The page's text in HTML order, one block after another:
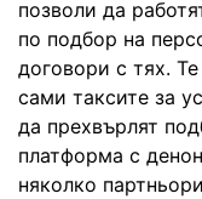
позволи да
по подбор на
договори с тях.
сами таксите за
да прехвърлят
платформа с
няколко